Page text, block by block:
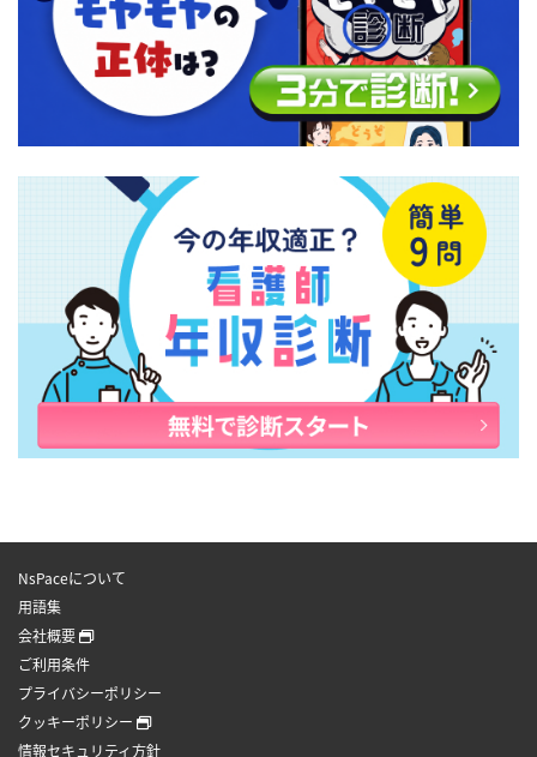
NsPaceについて
用語集
会社概要
ご利用条件
プライバシーポリシー
クッキーポリシー
情報セキュリティ方針